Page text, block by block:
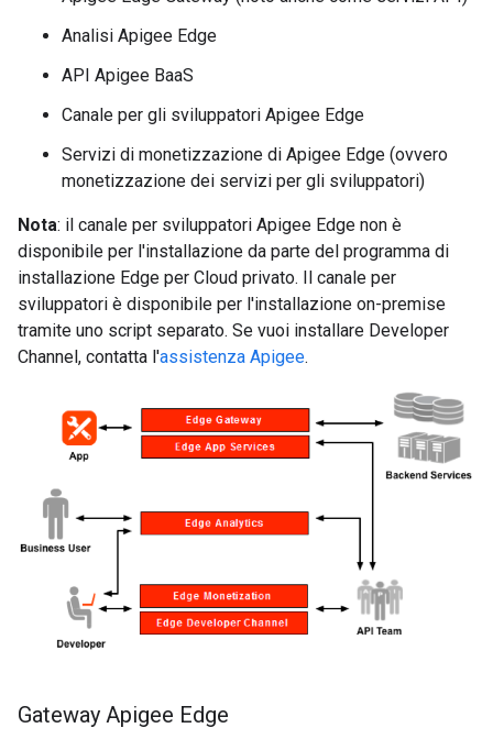
Analisi Apigee Edge
API Apigee BaaS
Canale per gli sviluppatori Apigee Edge
Servizi di monetizzazione di Apigee Edge (ovvero
monetizzazione dei servizi per gli sviluppatori)
Nota: il canale per sviluppatori Apigee Edge non è
disponibile per l'installazione da parte del programma di
installazione Edge per Cloud privato. Il canale per
sviluppatori è disponibile per l'installazione on-premise
tramite uno script separato. Se vuoi installare Developer
Channel, contatta l'assistenza Apigee.
Gateway Apigee Edge